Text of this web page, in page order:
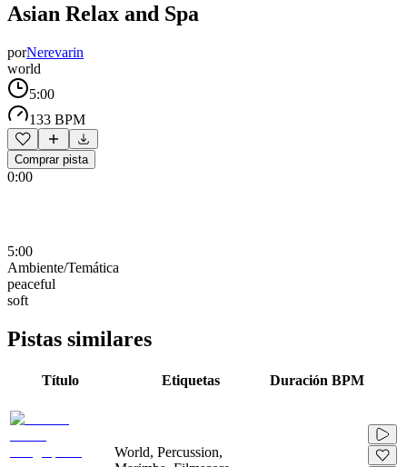
Asian Relax and Spa
porNerevarin
world
5:00
133 BPM
Comprar pista
0:00
5:00
Ambiente/Temática
peaceful
soft
Pistas similares
Título Etiquetas Duración BPM
World, Percussion,